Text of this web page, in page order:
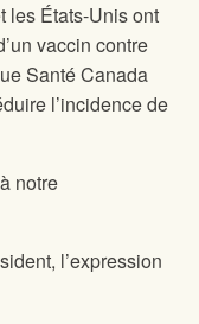
les États-Unis ont
vaccin contre
Santé Canada
l’incidence de
notre
l’expression